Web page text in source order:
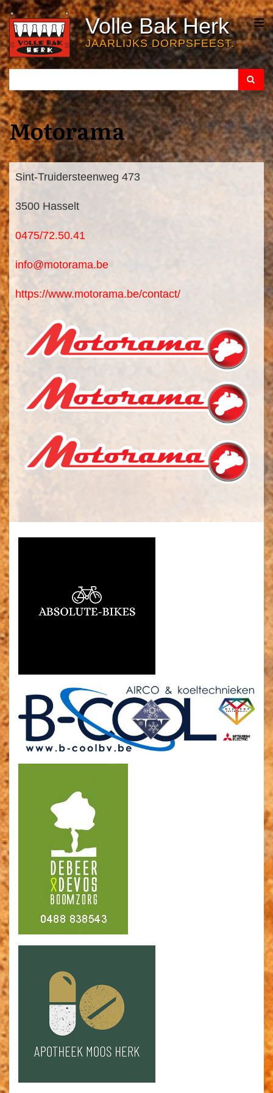
Overslaan
en
naar
de
inhoud
gaan
Volle Bak Herk
JAARLIJKS DORPSFEEST.
Search
Motorama
Sint-Truidersteenweg 473
3500 Hasselt
0475/72.50.41
info@motorama.be
https://www.motorama.be/contact/